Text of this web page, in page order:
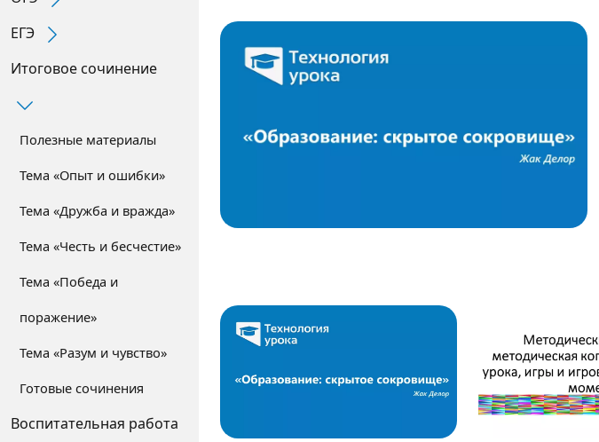
ЕГЭ Expand Secondary Navigation Menu
Итоговое сочинение
Полезные материалы
Тема «Опыт и ошибки»
Тема «Дружба и вражда»
Тема «Честь и бесчестие»
Тема «Победа и
поражение»
Тема «Разум и чувство»
Готовые сочинения
Воспитательная работа